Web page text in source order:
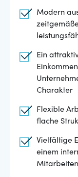
Modern
Ein
Charakter
Flexible
flache
Vielfältige
einem